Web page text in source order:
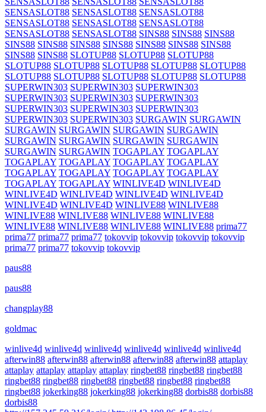
SENSASLOT88 SENSASLOT88 SENSASLOT88
SENSASLOT88 SENSASLOT88 SENSASLOT88
SENSASLOT88 SENSASLOT88 SINS88 SINS88 SINS88
SINS88 SINS88 SINS88 SINS88 SINS88 SINS88 SINS88
SINS88 SINS88 SLOTUP88 SLOTUP88 SLOTUP88
SLOTUP88 SLOTUP88 SLOTUP88 SLOTUP88 SLOTUP88
SLOTUP88 SLOTUP88 SLOTUP88 SLOTUP88 SLOTUP88
SUPERWIN303 SUPERWIN303 SUPERWIN303
SUPERWIN303 SUPERWIN303 SUPERWIN303
SUPERWIN303 SUPERWIN303 SUPERWIN303
SUPERWIN303 SUPERWIN303 SURGAWIN SURGAWIN
SURGAWIN SURGAWIN SURGAWIN SURGAWIN
SURGAWIN SURGAWIN SURGAWIN SURGAWIN
SURGAWIN SURGAWIN TOGAPLAY TOGAPLAY
TOGAPLAY TOGAPLAY TOGAPLAY TOGAPLAY
TOGAPLAY TOGAPLAY TOGAPLAY TOGAPLAY
TOGAPLAY TOGAPLAY WINLIVE4D WINLIVE4D
WINLIVE4D WINLIVE4D WINLIVE4D WINLIVE4D
WINLIVE4D WINLIVE4D WINLIVE88 WINLIVE88
WINLIVE88 WINLIVE88 WINLIVE88 WINLIVE88
WINLIVE88 WINLIVE88 WINLIVE88 WINLIVE88 prima77
prima77 prima77 prima77 tokovvip tokovvip tokovvip tokovvip
prima77 prima77 tokovvip tokovvip
paus88
paus88
changplay88
goldmac
winlive4d winlive4d winlive4d winlive4d winlive4d winlive4d
afterwin88 afterwin88 afterwin88 afterwin88 afterwin88 attaplay
attaplay attaplay attaplay attaplay ringbet88 ringbet88 ringbet88
ringbet88 ringbet88 ringbet88 ringbet88 ringbet88 ringbet88
ringbet88 jokerking88 jokerking88 jokerking88 dorbis88 dorbis88
dorbis88